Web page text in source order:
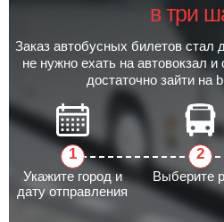
в три
Заказ автобусных билетов стал
не нужно ехать на автовокзал и
достаточно зайти на
Укажите город и
дату отправления
Выберите